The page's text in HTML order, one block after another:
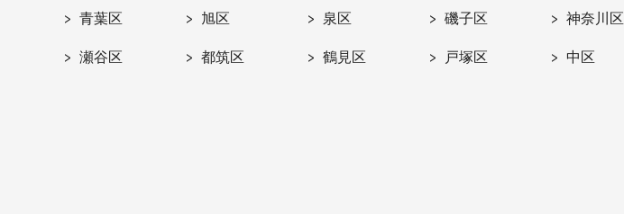
青葉区 旭区 泉区 磯子区 神奈川区
瀬谷区 都筑区 鶴見区 戸塚区 中区